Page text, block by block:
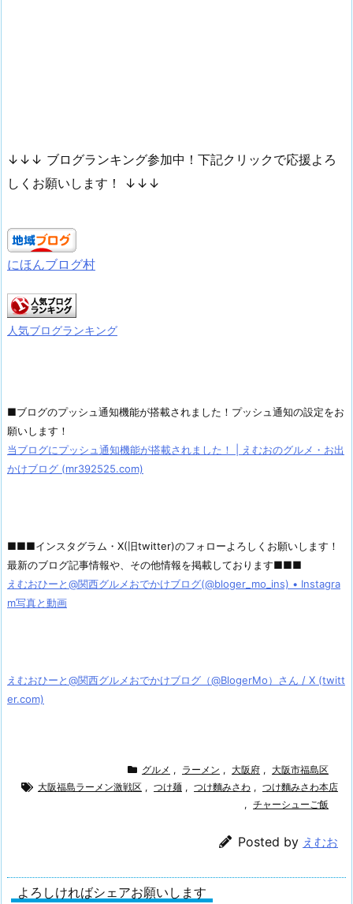
↓↓↓ ブログランキング参加中！下記クリックで応援よろ
しくお願いします！ ↓↓↓
にほんブログ村
人気ブログランキング
■ブログのプッシュ通知機能が搭載されました！プッシュ通知の設定をお
願いします！
当ブログにプッシュ通知機能が搭載されました！ | えむおのグルメ・お出
かけブログ (mr392525.com)
■■■インスタグラム・X(旧twitter)のフォローよろしくお願いします！
最新のブログ記事情報や、その他情報を掲載しております■■■
えむおひーと@関西グルメおでかけブログ(@bloger_mo_ins) • Instagra
m写真と動画
えむおひーと@関西グルメおでかけブログ（@BlogerMo）さん / X (twitt
er.com)
グルメ , ラーメン , 大阪府 , 大阪市福島区
大阪福島ラーメン激戦区 , つけ麺 , つけ麵みさわ , つけ麵みさわ本店
, チャーシューご飯
Posted by えむお
よろしければシェアお願いします